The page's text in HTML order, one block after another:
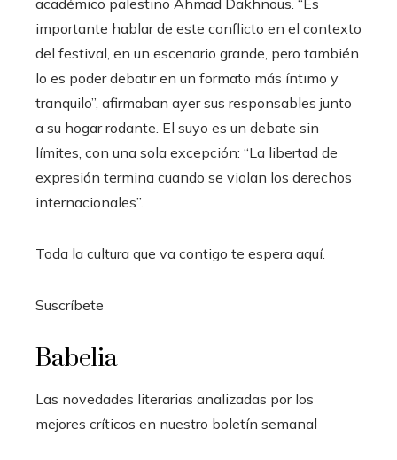
académico palestino Ahmad Dakhnous. “Es
importante hablar de este conflicto en el contexto
del festival, en un escenario grande, pero también
lo es poder debatir en un formato más íntimo y
tranquilo”, afirmaban ayer sus responsables junto
a su hogar rodante. El suyo es un debate sin
límites, con una sola excepción: “La libertad de
expresión termina cuando se violan los derechos
internacionales”.
Toda la cultura que va contigo te espera aquí.
Suscríbete
Babelia
Las novedades literarias analizadas por los
mejores críticos en nuestro boletín semanal